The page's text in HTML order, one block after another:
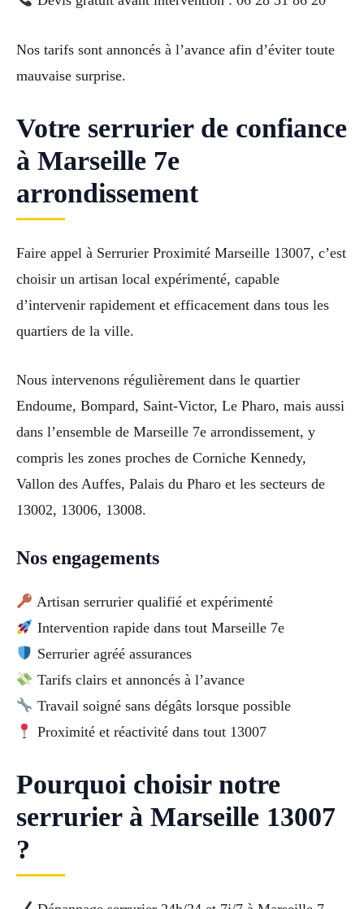
Nos tarifs sont annoncés à l’avance afin d’éviter toute
mauvaise surprise.
Votre serrurier de confiance
à Marseille 7e
arrondissement
Faire appel à Serrurier Proximité Marseille 13007, c’est
choisir un artisan local expérimenté, capable
d’intervenir rapidement et efficacement dans tous les
quartiers de la ville.
Nous intervenons régulièrement dans le quartier
Endoume, Bompard, Saint-Victor, Le Pharo, mais aussi
dans l’ensemble de Marseille 7e arrondissement, y
compris les zones proches de Corniche Kennedy,
Vallon des Auffes, Palais du Pharo et les secteurs de
13002, 13006, 13008.
Nos engagements
Artisan serrurier qualifié et expérimenté
Intervention rapide dans tout Marseille 7e
Serrurier agréé assurances
Tarifs clairs et annoncés à l’avance
Travail soigné sans dégâts lorsque possible
Proximité et réactivité dans tout 13007
Pourquoi choisir notre
serrurier à Marseille 13007
?